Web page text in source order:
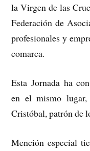
la Virgen de las
Federación de
profesionales y
comarca.
Esta Jornada ha
en el mismo
Cristóbal, patrón de
Mención especial